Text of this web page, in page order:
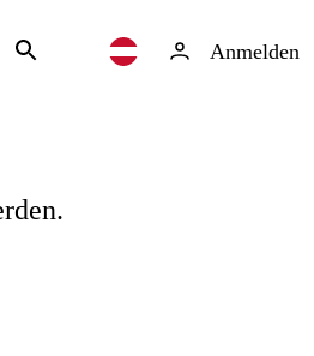
Anmelden